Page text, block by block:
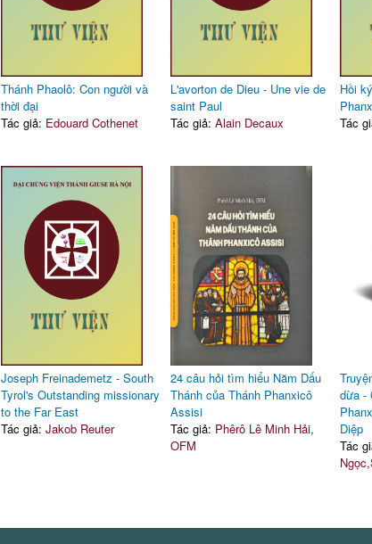
Thánh Phaolô: Con người và
thời đại
Tác giả: Edouard Cothenet
L'avorton de Dieu - Une vie de
saint Paul
Tác giả: Alain Decaux
Hồi
Tác
Joseph Freinademetz - South
Tyrol's Outstanding missionary
to the Far East
Tác giả: Jakob Reuter
24 câu hỏi tìm hiểu Năm Dấu
Thánh của Thánh Phanxicô
Assisi
Tác giả: Phêrô Lê Minh Hải,
OFM
dừa -
Diệp
Tác